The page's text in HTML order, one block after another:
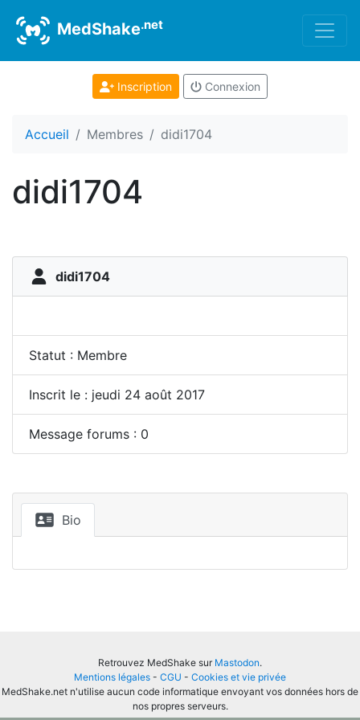
MedShake.net
Inscription Connexion
Accueil Membres didi1704
didi1704
didi1704
Statut : Membre
Inscrit le : jeudi 24 août 2017
Message forums : 0
Bio
Retrouvez MedShake sur Mastodon.
Mentions légales - CGU - Cookies et vie privée
MedShake.net n'utilise aucun code informatique envoyant vos données hors de
nos propres serveurs.